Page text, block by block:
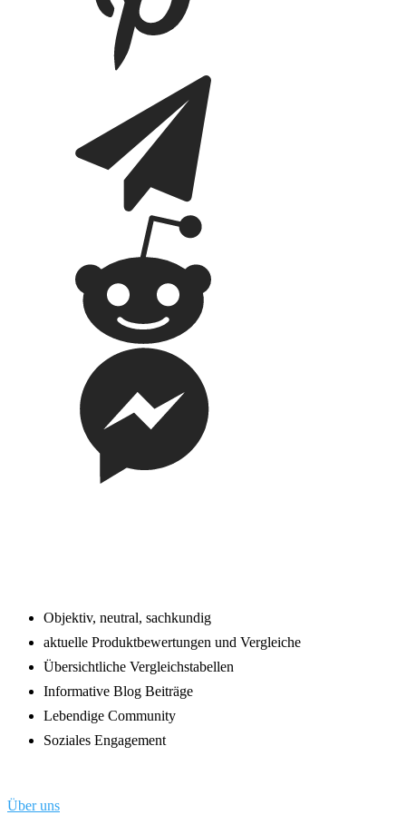
Objektiv, neutral, sachkundig
aktuelle Produktbewertungen und Vergleiche
Übersichtliche Vergleichstabellen
Informative Blog Beiträge
Lebendige Community
Soziales Engagement
Über uns